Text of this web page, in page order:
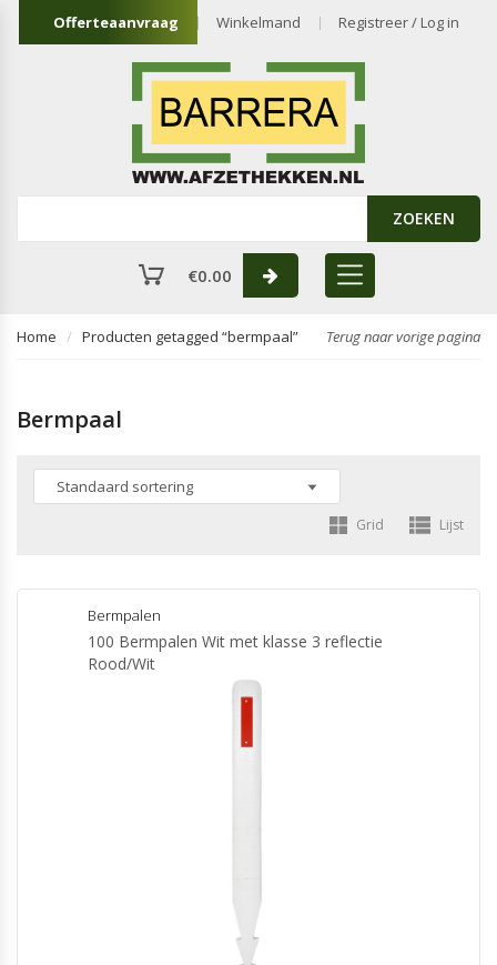
Offerteaanvraag Winkelmand Registreer / Log in
ZOEKEN
€0.00
Home Producten getagged “bermpaal” Terug naar vorige pagina
Bermpaal
Grid Lijst
Bermpalen
100 Bermpalen Wit met klasse 3 reflectie
Rood/Wit